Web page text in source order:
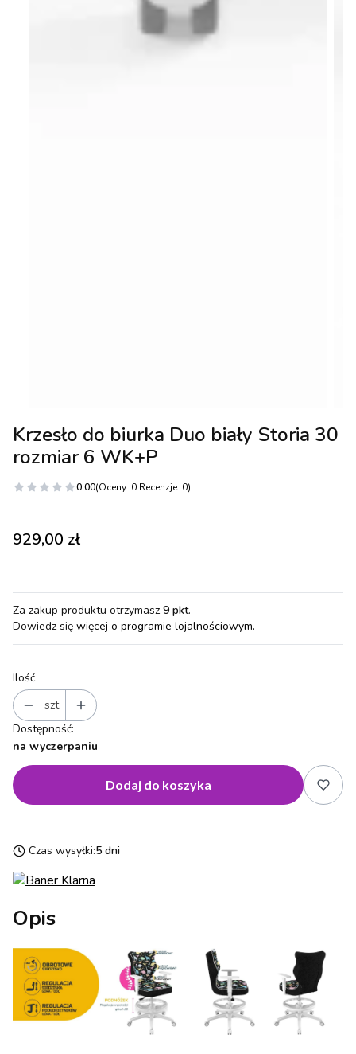
Krzesło do biurka Duo biały Storia 30
rozmiar 6 WK+P
0.00(Oceny: 0 Recenzje: 0)
Cena
929,00 zł
Za zakup produktu otrzymasz 9 pkt.
Dowiedz się więcej o programie lojalnościowym.
Ilość
szt.
Dostępność:
na wyczerpaniu
Dodaj do koszyka
Czas wysyłki:5 dni
Opis